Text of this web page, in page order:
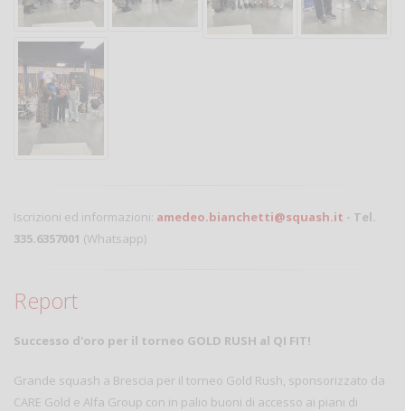
Iscrizioni ed informazioni: amedeo.bianchetti@squash.it - Tel.
335.6357001 (Whatsapp)
Report
Successo d'oro per il torneo GOLD RUSH al QI FIT!
Grande squash a Brescia per il torneo Gold Rush, sponsorizzato da
CARE Gold e Alfa Group con in palio buoni di accesso ai piani di